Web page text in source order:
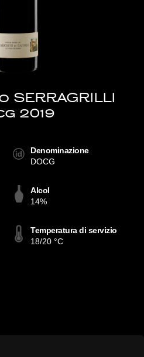
2019
Denominazione
DOCG
Alcol
14%
Temperatura di servizio
18/20 °C